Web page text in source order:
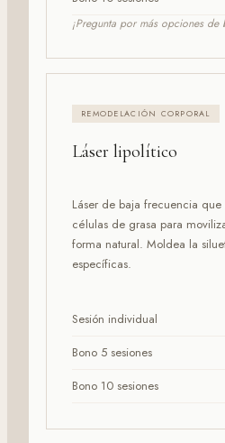
¡Pregunta por más opciones de
REMODELACIÓN CORPORAL
Láser lipolítico
Láser de baja frecuencia que
células de grasa para
forma natural. Moldea la
específicas.
Sesión individual
Bono 5 sesiones
Bono 10 sesiones